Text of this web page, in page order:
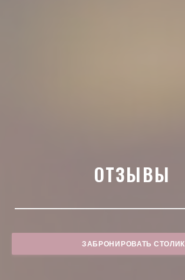
ОТЗЫВЫ
ЗАБРОНИРОВАТЬ СТОЛИК